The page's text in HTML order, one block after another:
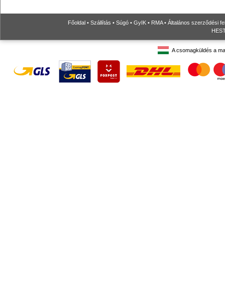
Főoldal • Szállítás • Súgó • GyIK • RMA• Általános szerződési
A csomagküldés a